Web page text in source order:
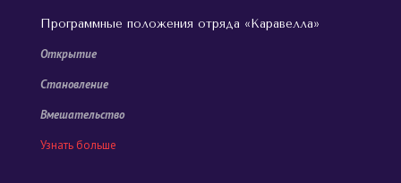
Программные положения отряда «Каравелла»
Открытие
Становление
Вмешательство
Узнать больше